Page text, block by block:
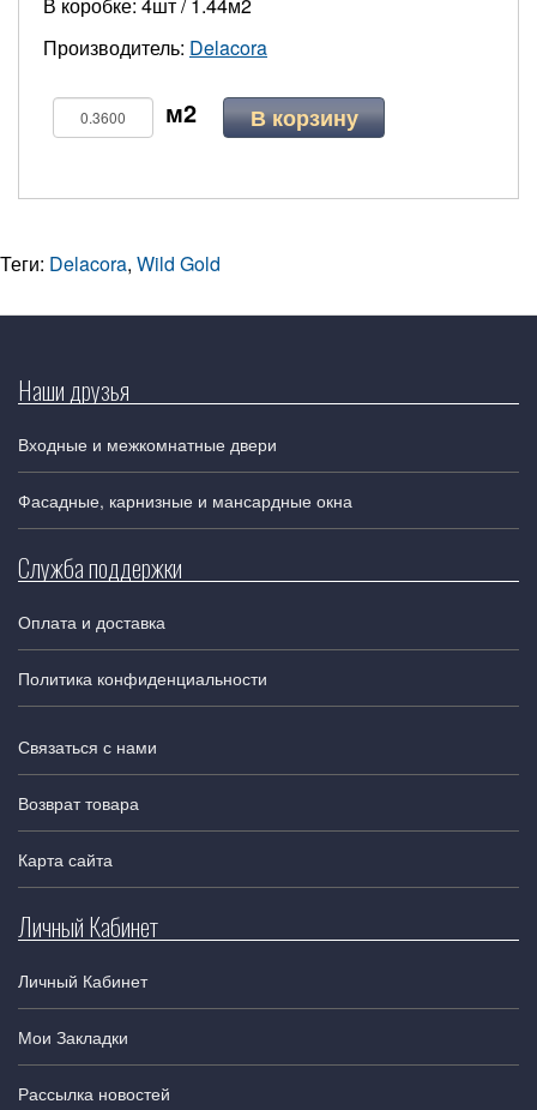
Производитель: Delacora
В корзину
Теги: Delacora, Wild Gold
Наши друзья
Входные и межкомнатные двери
Фасадные, карнизные и мансардные окна
Служба поддержки
Оплата и доставка
Политика конфиденциальности
Связаться с нами
Возврат товара
Карта сайта
Личный Кабинет
Личный Кабинет
Мои Закладки
Рассылка новостей